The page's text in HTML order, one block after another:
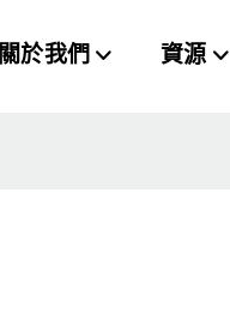
關於我們 資源